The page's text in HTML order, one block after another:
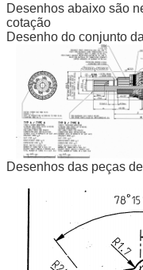
Desenhos abaixo são
cotação
Desenho do conjunto
Desenhos das peças